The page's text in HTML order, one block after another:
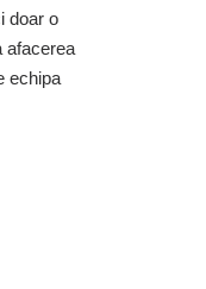
doar o
afacerea
echipa